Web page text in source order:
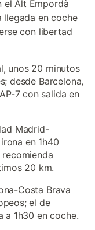
el Alt Empordà
llegada en coche
con libertad
unos 20 minutos
desde Barcelona,
7 con salida en
Madrid-
en 1h40
20 km.
Costa Brava
el de
a 1h30 en coche.